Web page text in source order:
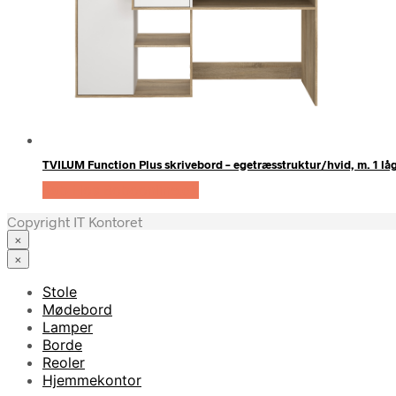
TVILUM Function Plus skrivebord – egetræsstruktur/hvid, m. 1
Copyright IT Kontoret
×
×
Stole
Mødebord
Lamper
Borde
Reoler
Hjemmekontor